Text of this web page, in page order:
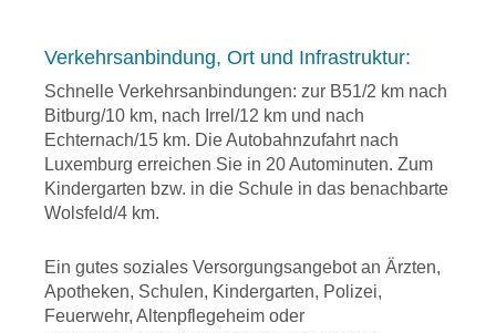
Verkehrsanbindung, Ort und Infrastruktur:
Schnelle Verkehrsanbindungen: zur B51/2 km nach
Bitburg/10 km, nach Irrel/12 km und nach
Echternach/15 km. Die Autobahnzufahrt nach
Luxemburg erreichen Sie in 20 Autominuten. Zum
Kindergarten bzw. in die Schule in das benachbarte
Wolsfeld/4 km.
Ein gutes soziales Versorgungsangebot an Ärzten,
Apotheken, Schulen, Kindergarten, Polizei,
Feuerwehr, Altenpflegeheim oder